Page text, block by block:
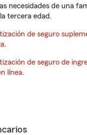
necesidades de una
tercera edad.
de seguro
.
de seguro de
línea.